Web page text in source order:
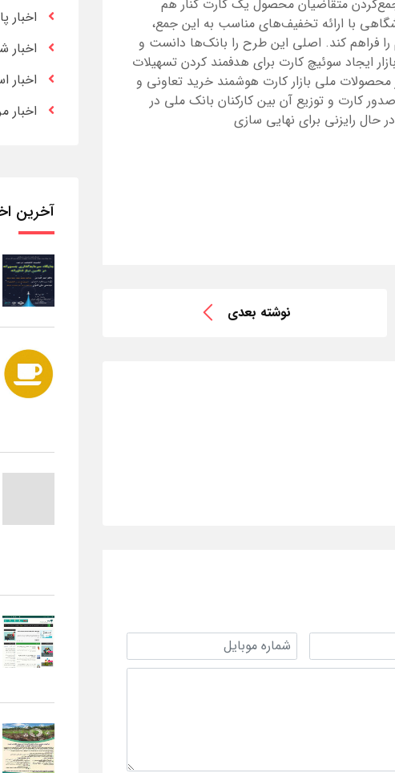
متقاضیان محصول یک کارت کنار هم
با ارائه تخفیف‌های مناسب به این جمع،
فراهم کند. اصلی این طرح را بانک‌ها دانست و
ایجاد سوئیچ کارت برای هدفمند کردن تسهیلات
ملی بازار کارت هوشمند خرید تعاونی و
کارت و توزیع آن بین کارکنان بانک ملی در
حال رایزنی برای نهایی سازی
نوشته بعدی
اخبار
اخبار
اخبار
اخبار
آخرین